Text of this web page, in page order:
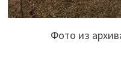
Фото из